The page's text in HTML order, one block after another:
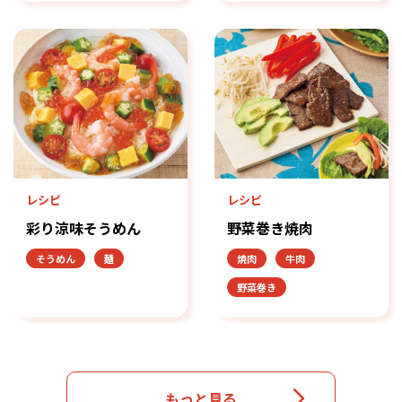
レシピ
彩り涼味そうめん
そうめん 麺
レシピ
野菜巻き焼肉
焼肉
牛肉
野菜巻き